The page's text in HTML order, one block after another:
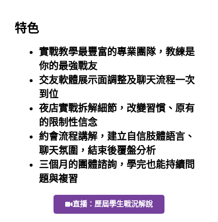
特色
實戰教學最豐富的專業團隊， 教練是
你的最強戰友
交友軟體展示面調整及聊天流程一次
到位
夜店實戰拆解細節，改變習慣、原有
的限制性信念
約會流程講解， 建立自信肢體語言、
聊天氛圍， 結束後覆盤分析
三個月的團體諮詢，學完也能持續問
題與複習
直播：歷屆學生戰況解說